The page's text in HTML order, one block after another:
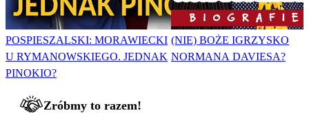
POSPIESZALSKI: MORAWIECKI
U RYMANOWSKIEGO. JEDNAK
PINOKIO?
(NIE) BOŻE IGRZYSKO
NORMANA DAVIESA?
Zróbmy to razem!